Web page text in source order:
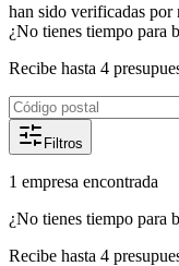
han sido verificadas por
¿No tienes tiempo para
Recibe hasta 4
Filtros
1 empresa encontrada
¿No tienes tiempo para
Recibe hasta 4